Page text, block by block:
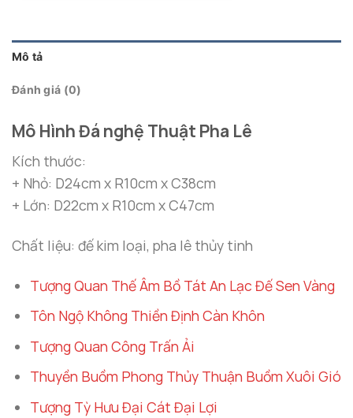
Mô tả
Đánh giá (0)
Mô Hình Đá nghệ Thuật Pha Lê
Kích thước:
+ Nhỏ: D24cm x R10cm x C38cm
+ Lớn: D22cm x R10cm x C47cm
Chất liệu: đế kim loại, pha lê thủy tinh
Tượng Quan Thế Âm Bồ Tát An Lạc Đế Sen Vàng
Tôn Ngộ Không Thiền Định Càn Khôn
Tượng Quan Công Trấn Ải
Thuyền Buồm Phong Thủy Thuận Buồm Xuôi Gió
Tượng Tỳ Hưu Đại Cát Đại Lợi